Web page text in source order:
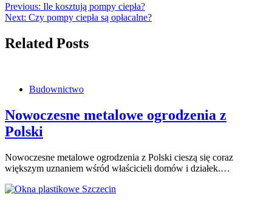
Previous: Ile kosztują pompy ciepła?
Next: Czy pompy ciepła są opłacalne?
Related Posts
Budownictwo
Nowoczesne metalowe ogrodzenia z
Polski
Nowoczesne metalowe ogrodzenia z Polski cieszą się coraz
większym uznaniem wśród właścicieli domów i działek.…